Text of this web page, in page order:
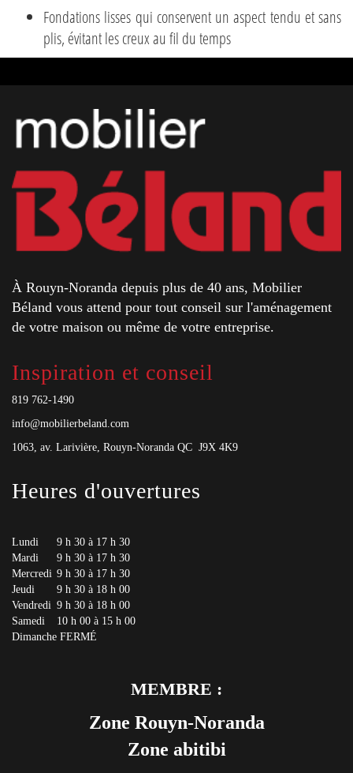
Fondations lisses qui conservent un aspect tendu et sans
plis, évitant les creux au fil du temps
À Rouyn-Noranda depuis plus de 40 ans, Mobilier
Béland vous attend pour tout conseil sur l'aménagement
de votre maison ou même de votre entreprise.
Inspiration et conseil
819 762-1490
info@mobilierbeland.com
1063, av. Larivière, Rouyn-Noranda QC J9X 4K9
Heures d'ouvertures
Lundi
9 h 30 à 17 h 30
Mardi
9 h 30 à 17 h 30
Mercredi 9 h 30 à 17 h 30
Jeudi
9 h 30 à 18 h 00
Vendredi 9 h 30 à 18 h 00
Samedi
10 h 00 à 15 h 00
Dimanche FERMÉ
MEMBRE :
Zone Rouyn-Noranda
Zone abitibi